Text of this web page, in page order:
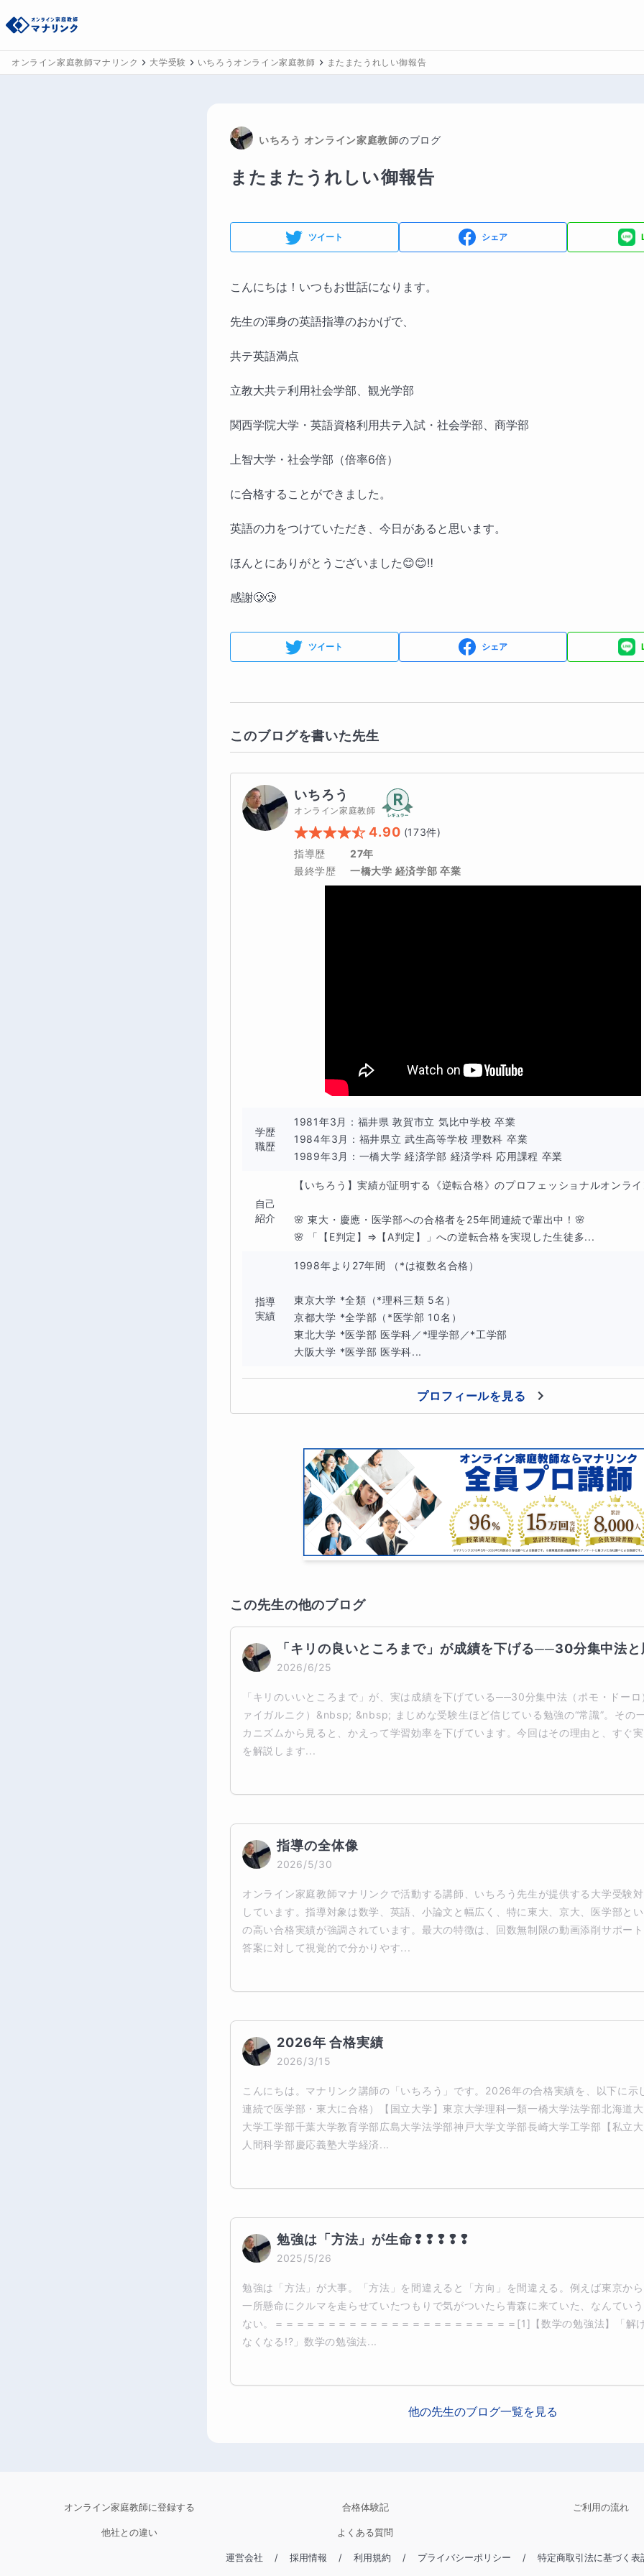
オンライン家庭教師マナリンク 大学受験 いちろうオンライン家庭教師 またまたうれしい御報告
いちろう オンライン家庭教師のブログ
またまたうれしい御報告
ツイート シェア
こんにちは！いつもお世話になります。
先生の渾身の英語指導のおかげで、
共テ英語満点
立教大共テ利用社会学部、観光学部
関西学院大学・英語資格利用共テ入試・社会学部、商学部
上智大学・社会学部（倍率6倍）
に合格することができました。
英語の力をつけていただき、今日があると思います。
ほんとにありがとうございました😊😊‼️
感謝🥲🥲
ツイート シェア
このブログを書いた先生
いちろう
オンライン家庭教師
4.90 (173件)
指導歴
27年
最終学歴
一橋大学 経済学部 卒業
学歴
職歴
1981年3月：福井県 敦賀市立 気比中学校 卒業
1984年3月：福井県立 武生高等学校 理数科 卒業
1989年3月：一橋大学 経済学部 経済学科 応用課程 卒業
自己
紹介
【いちろう】実績が証明する《逆転合格》のプロフェッショナルオンラ
🌸 東大・慶應・医学部への合格者を25年間連続で輩出中！🌸
🌸 「【E判定】⇒【A判定】」への逆転合格を実現した生徒多...
指導
実績
1998年より27年間 （*は複数名合格）
東京大学 *全類（*理科三類 5名）
京都大学 *全学部（*医学部 10名）
東北大学 *医学部 医学科／*理学部／*工学部
大阪大学 *医学部 医学科...
プロフィールを見る
この先生の他のブログ
「キリの良いところまで」が成績を下げる──30分集中法
2026/6/25
「キリのいいところまで」が、実は成績を下げている──30分集中法（ポモ・ドー
ァイガルニク）&nbsp; &nbsp; まじめな受験生ほど信じている勉強の“常識”。その
カニズムから見ると、かえって学習効率を下げています。今回はその理由と、すぐ
を解説します...
指導の全体像
2026/5/30
オンライン家庭教師マナリンクで活動する講師、いちろう先生が提供する大学受験
しています。指導対象は数学、英語、小論文と幅広く、特に東大、京大、医学部と
の高い合格実績が強調されています。最大の特徴は、回数無制限の動画添削サポー
答案に対して視覚的で分かりやす...
2026年 合格実績
2026/3/15
こんにちは。マナリンク講師の「いちろう」です。2026年の合格実績を、以下に示
連続で医学部・東大に合格）【国立大学】東京大学理科一類一橋大学法学部北海道
大学工学部千葉大学教育学部広島大学法学部神戸大学文学部長崎大学工学部【私立
人間科学部慶応義塾大学経済...
勉強は「方法」が生命❢❢❢❢❢
2025/5/26
勉強は「方法」が大事。「方法」を間違えると「方向」を間違える。例えば東京か
一所懸命にクルマを走らせていたつもりで気がついたら青森に来ていた、なんてい
ない。＝＝＝＝＝＝＝＝＝＝＝＝＝＝＝＝＝＝＝＝＝＝＝[1]【数学の勉強法】「解
なくなる!?」数学の勉強法...
他の先生のブログ一覧を見る
オンライン家庭教師に登録する 合格体験記 ご利用の流れ
他社との違い よくある質問
運営会社 / 採用情報 / 利用規約 / プライバシーポリシー / 特定商取引法に基づく表